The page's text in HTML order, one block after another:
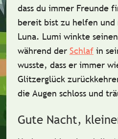
dass du immer Freunde
bereit bist zu helfen und
Luna. Lumi winkte
während der Schlafin
wusste, dass er immer
Glitzerglück
die Augen schloss und
Gute Nacht,